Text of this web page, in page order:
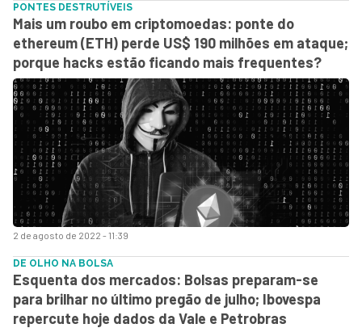
2 de agosto de 2022 - 11:39
PONTES DESTRUTÍVEIS
Mais um roubo em criptomoedas: ponte do
ethereum (ETH) perde US$ 190 milhões em ataque;
porque hacks estão ficando mais frequentes?
DE OLHO NA BOLSA
Esquenta dos mercados: Bolsas preparam-se
para brilhar no último pregão de julho; Ibovespa
repercute hoje dados da Vale e Petrobras